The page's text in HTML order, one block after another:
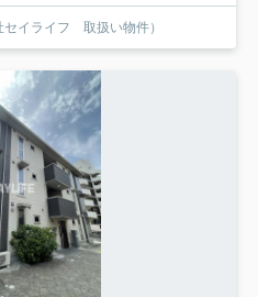
イライフ 取扱い物件）